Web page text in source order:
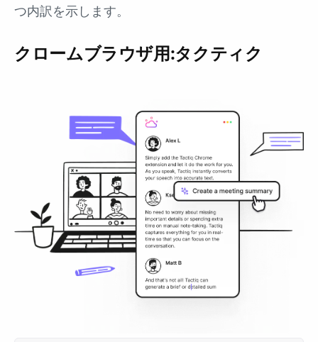
つ内訳を示します。
クロームブラウザ用:タクティク